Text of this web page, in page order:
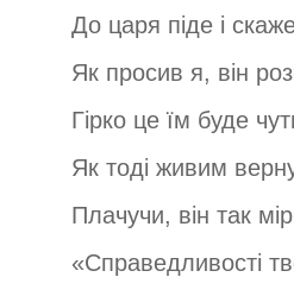
До царя піде і
Як просив я, він
Гірко це їм буде
Як тоді живим
Плачучи, він так
«Справедливості